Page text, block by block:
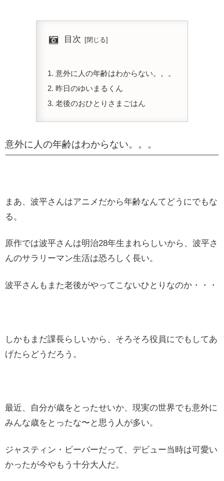
目次
意外に人の年齢はわからない。。。
昨日のゆいまるくん
老後のおひとりさまごはん
意外に人の年齢はわからない。。。
まあ、波平さんはアニメだから年齢なんてどうにでもな
る。
原作では波平さんは明治28年生まれらしいから、波平さ
んのサラリーマン生活は恐ろしく長い。
波平さんもまた老後がやってこないひとりなのか・・・
しかもまだ課長らしいから、そろそろ役員にでもしてあ
げたらどうだろう。
最近、自分が歳をとったせいか、現実の世界でも意外に
みんな歳をとったな〜と思う人が多い。
ジャスティン・ビーバーだって、デビュー当時は可愛い
かったが今やもう十分大人だ。